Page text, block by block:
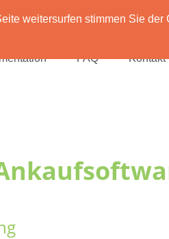
weitersurfen stimmen Sie der
FAQ Kontakt